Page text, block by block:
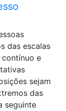
das escalas
e
sejam
das
seguinte